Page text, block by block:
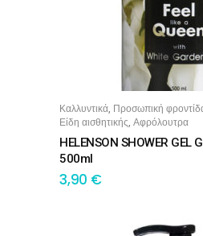
ΠΡΟΣΘΉΚΗ ΣΤΟ
Καλλυντικά, Προσωπική
Είδη αισθητικής, Αφρόλουτρα
HELENSON SHOWER GEL
500ml
3,90 €